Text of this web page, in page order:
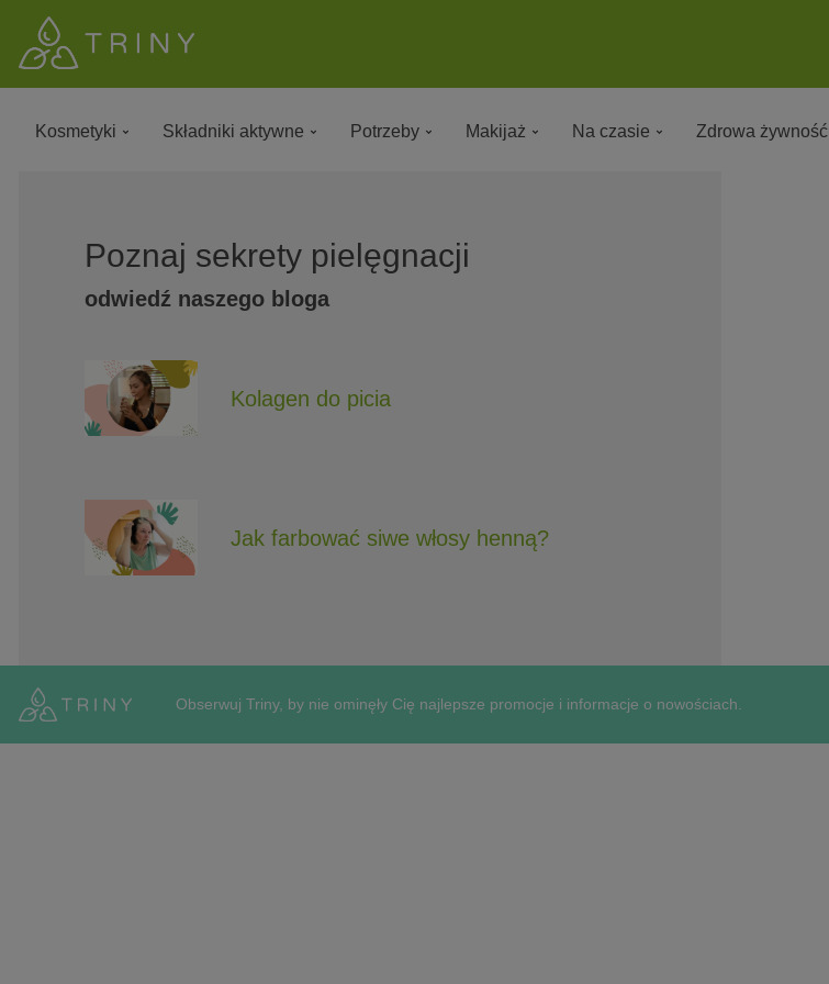
Kosmetyki Składniki aktywne Potrzeby Makijaż Na czasie Zdrowa żywność
Poznaj sekrety pielęgnacji
odwiedź naszego bloga
Kolagen do picia
Jak farbować siwe włosy henną?
Obserwuj Triny, by nie ominęły Cię najlepsze promocje i informacje o nowościach.